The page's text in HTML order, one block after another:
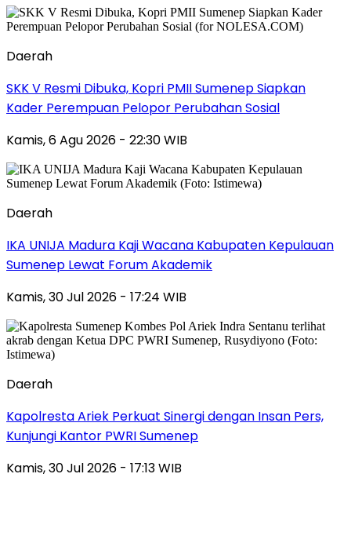
Daerah
SKK V Resmi Dibuka, Kopri PMII Sumenep Siapkan
Kader Perempuan Pelopor Perubahan Sosial
Kamis, 6 Agu 2026 - 22:30 WIB
Daerah
IKA UNIJA Madura Kaji Wacana Kabupaten Kepulauan
Sumenep Lewat Forum Akademik
Kamis, 30 Jul 2026 - 17:24 WIB
Daerah
Kapolresta Ariek Perkuat Sinergi dengan Insan Pers,
Kunjungi Kantor PWRI Sumenep
Kamis, 30 Jul 2026 - 17:13 WIB